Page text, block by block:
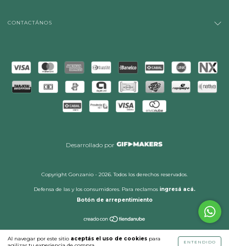
Al navegar por este sitio aceptás el uso de cookies para
ENTENDIDO
CONTACTÁNOS
Desarrollado por
Copyright Gonzanio - 2026. Todos los derechos reservados.
Defensa de las y los consumidores. Para reclamos ingresá acá.
Botón de arrepentimiento